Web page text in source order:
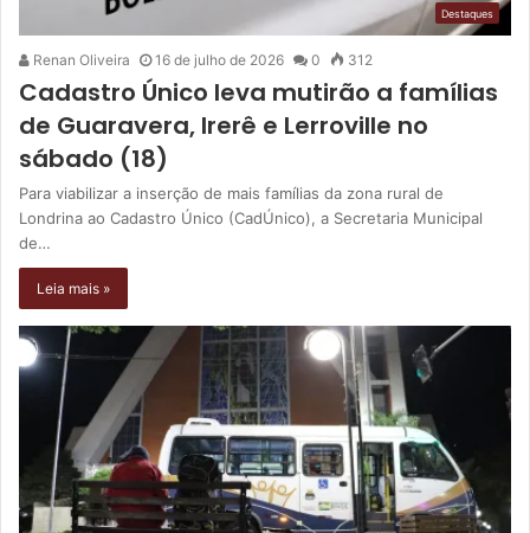
Destaques
Renan Oliveira 16 de julho de 2026 0 312
Cadastro Único leva mutirão a famílias
de Guaravera, Irerê e Lerroville no
sábado (18)
Para viabilizar a inserção de mais famílias da zona rural de
Londrina ao Cadastro Único (CadÚnico), a Secretaria Municipal
de…
Leia mais »